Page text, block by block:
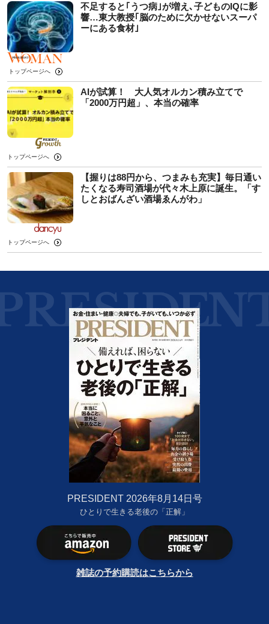
不足すると｢うつ病｣が増え､子どものIQに影
響…東大教授｢脳のために欠かせないスーパ
ーにある食材｣
トップページへ
AIが試算！ 大人気オルカン積み立てで
「2000万円超」、本当の確率
トップページへ
【握りは88円から、つまみも充実】毎日通い
たくなる寿司酒場が代々木上原に誕生。「す
しとおばんざい酒場ゑんがわ」
トップページへ
PRESIDENT 2026年8月14日号
ひとりで生きる老後の「正解」
雑誌の予約購読はこちらから